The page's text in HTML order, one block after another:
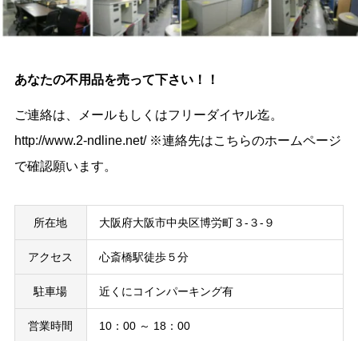
あなたの不用品を売って下さい！！
ご連絡は、メールもしくはフリーダイヤル迄。
http://www.2-ndline.net/ ※連絡先はこちらのホームページ
で確認願います。
所在地 大阪府大阪市中央区博労町３-３-９
アクセス 心斎橋駅徒歩５分
駐車場 近くにコインパーキング有
営業時間 10：00 ～ 18：00